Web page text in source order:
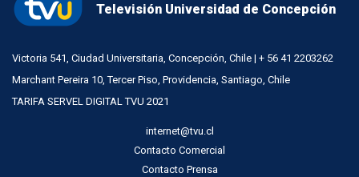
Televisión Universidad de Concepción
Victoria 541, Ciudad Universitaria, Concepción, Chile | + 56 41 2203262
Marchant Pereira 10, Tercer Piso, Providencia, Santiago, Chile
TARIFA SERVEL DIGITAL TVU 2021
internet@tvu.cl
Contacto Comercial
Contacto Prensa